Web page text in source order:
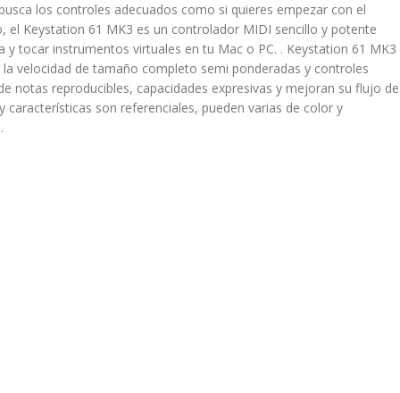
los controles adecuados como si quieres empezar con el
el Keystation 61 MK3 es un controlador MIDI sencillo y potente
y tocar instrumentos virtuales en tu Mac o PC. . Keystation 61 MK3
velocidad de tamaño completo semi ponderadas y controles
notas reproducibles, capacidades expresivas y mejoran su flujo de
son referenciales, pueden varias de color y